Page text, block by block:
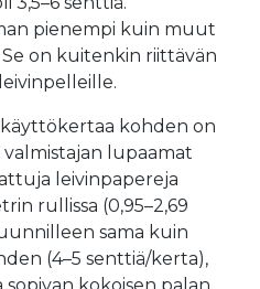
pienempi kuin muut
Se on kuitenkin riittävän
kohden on
valmistajan lupaamat
leivinpapereja
rullissa (0,95–2,69
sama kuin
(4–5 senttiä/kerta),